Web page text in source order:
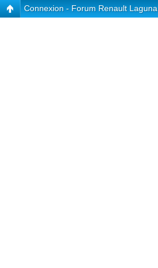
Connexion - Forum Renault Laguna